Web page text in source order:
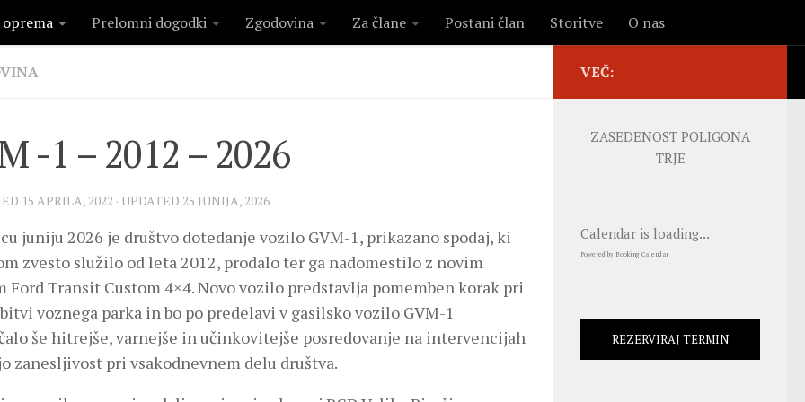
Prelomni dogodki Zgodovina Za člane Postani član Storitve O nas
-1 – 2012 – 2026
15 APRILA, 2022 · UPDATED 25 JUNIJA, 2026
juniju 2026 je društvo dotedanje vozilo GVM-1, prikazano spodaj, ki
zvesto služilo od leta 2012, prodalo ter ga nadomestilo z novim
Ford Transit Custom 4×4. Novo vozilo predstavlja pomemben korak pri
voznega parka in bo po predelavi v gasilsko vozilo GVM-1
še hitrejše, varnejše in učinkovitejše posredovanje na intervencijah
zanesljivost pri vsakodnevnem delu društva.
VEČ:
ZASEDENOST POLIGONA
TRJE
Calendar is loading...
Powered by Booking Calendar
REZERVIRAJ TERMIN